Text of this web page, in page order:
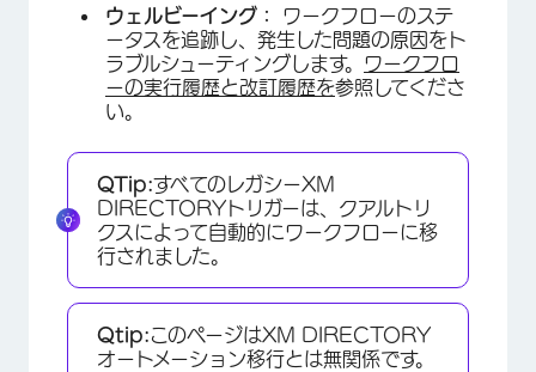
ウェルビーイング： ワークフローのステ
ータスを追跡し、発生した問題の原因をト
ラブルシューティングします。 ワークフロ
ーの実行履歴と改訂履歴を参照してくださ
い。
QTip:すべてのレガシーXM
DIRECTORYトリガーは、クアルトリ
クスによって自動的にワークフローに移
行されました。
Qtip:このページはXM DIRECTORY
オートメーション移行とは無関係です。